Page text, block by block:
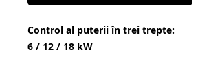
Control al puterii în trei trepte:
6 / 12 / 18 kW